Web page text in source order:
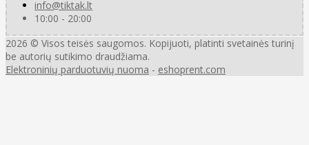
info@tiktak.lt
10:00 - 20:00
2026 © Visos teisės saugomos. Kopijuoti, platinti svetainės turinį
be autorių sutikimo draudžiama.
Elektroninių parduotuvių nuoma - eshoprent.com